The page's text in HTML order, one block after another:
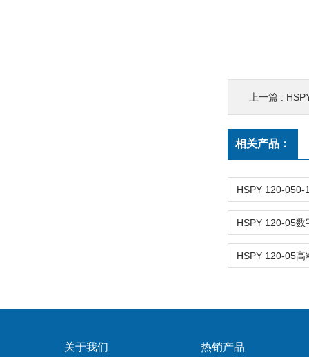
上一篇 : HSPY
相关产品：
关于我们 热销产品